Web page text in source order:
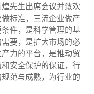
先生出席会议并致欢
标准，三流企业做产
件，是科学管理的基
要，是扩大市场的必
力的平台，是推动贸
安全保护的保证，行
范与成熟，为行业的